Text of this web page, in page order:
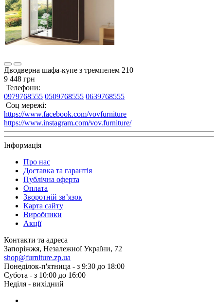
Дводверна шафа-купе з тремпелем 210
9 448 грн
Телефони:
0979768555 0509768555 0639768555
Соц мережі:
https://www.facebook.com/vovfurniture
https://www.instagram.com/vov.furniture/
Інформація
Про нас
Доставка та гарантія
Публічна оферта
Оплата
Зворотній зв’язок
Карта сайту
Виробники
Акції
Контакти та адреса
Запоріжжя, Незалежної України, 72
shop@furniture.zp.ua
Понеділок-п'ятница - з 9:30 до 18:00
Субота - з 10:00 до 16:00
Неділя - вихідний